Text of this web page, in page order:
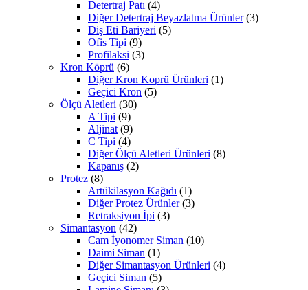
Detertraj Patı (4)
Diğer Detertraj Beyazlatma Ürünler (3)
Diş Eti Bariyeri (5)
Ofis Tipi (9)
Profilaksi (3)
Kron Köprü (6)
Diğer Kron Koprü Ürünleri (1)
Geçici Kron (5)
Ölçü Aletleri (30)
A Tipi (9)
Aljinat (9)
C Tipi (4)
Diğer Ölçü Aletleri Ürünleri (8)
Kapanış (2)
Protez (8)
Artükilasyon Kağıdı (1)
Diğer Protez Ürünler (3)
Retraksiyon İpi (3)
Simantasyon (42)
Cam İyonomer Siman (10)
Daimi Siman (1)
Diğer Simantasyon Ürünleri (4)
Geçici Siman (5)